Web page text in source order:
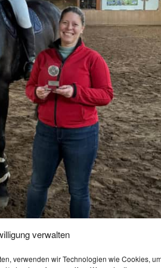
verwalten
verwenden wir Technologien wie Cookies,